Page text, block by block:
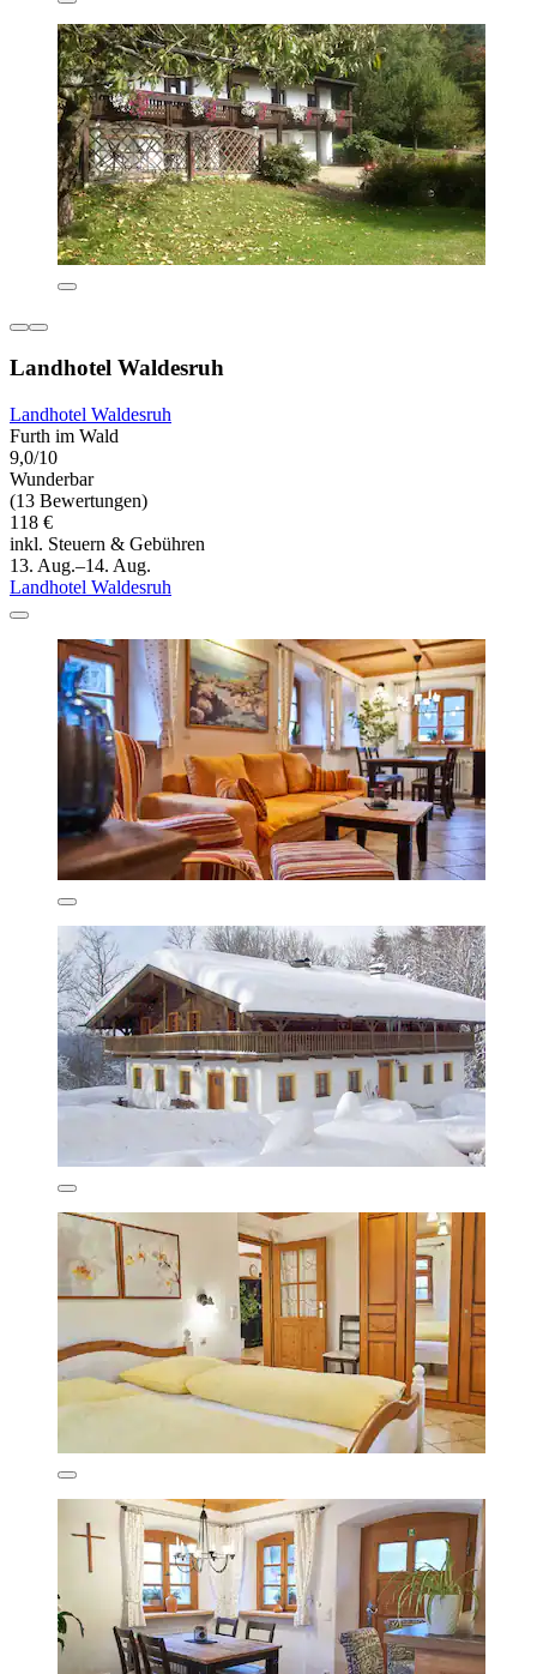
Landhotel Waldesruh
Landhotel Waldesruh
Furth im Wald
9,0/10
Wunderbar
(13 Bewertungen)
118 €
inkl. Steuern & Gebühren
13. Aug.–14. Aug.
Landhotel Waldesruh